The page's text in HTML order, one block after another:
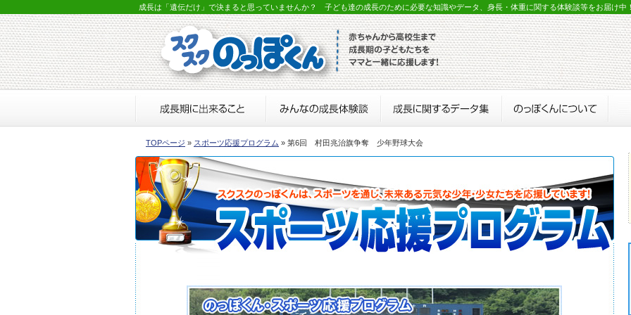
成長は「遺伝だけ」で決まると思っていませんか？ 子ども達の成長のために必要な知識やデータ、身長・体重に関する体験談等をお届け中
TOPページ » スポーツ応援プログラム » 第6回 村田兆治旗争奪 少年野球大会